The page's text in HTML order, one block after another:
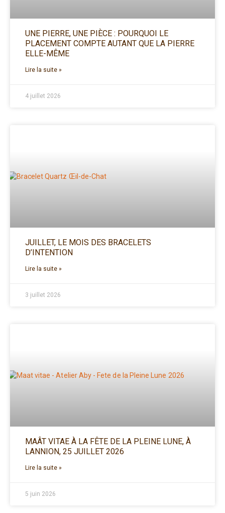
UNE PIERRE, UNE PIÈCE : POURQUOI LE
PLACEMENT COMPTE AUTANT QUE LA PIERRE
ELLE-MÊME
Lire la suite »
4 juillet 2026
JUILLET, LE MOIS DES BRACELETS
D’INTENTION
Lire la suite »
3 juillet 2026
MAÂT VITAE À LA FÊTE DE LA PLEINE LUNE, À
LANNION, 25 JUILLET 2026
Lire la suite »
5 juin 2026